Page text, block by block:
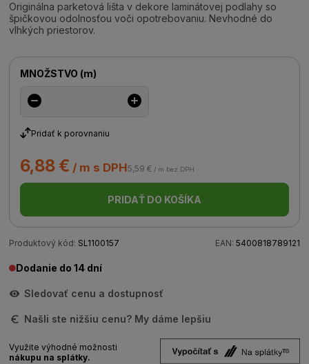
Originálna parketová lišta v dekore laminátovej podlahy so
špičkovou odolnosťou voči opotrebovaniu. Nevhodné do
vlhkých priestorov.
MNOŽSTVO (m)
Pridať k porovnaniu
6,88 € / m s DPH5,59 € / m bez DPH
PRIDAŤ DO KOŠÍKA
Produktový kód: SL1100157 EAN: 5400818789121
Dodanie do 14 dní
Sledovať cenu a dostupnosť
Našli ste nižšiu cenu? My dáme lepšiu
Využite výhodné možnosti
nákupu na splátky.